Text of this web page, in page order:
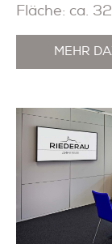
Fläche: ca.
MEHR